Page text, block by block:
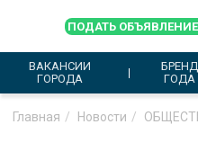
ПОДАТЬ ОБЪЯВЛЕНИЕ
ВАКАНСИИ
ГОРОДА
БРЕНД
ГОДА
Главная Новости